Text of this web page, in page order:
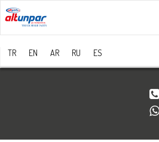
TR EN AR RU ES